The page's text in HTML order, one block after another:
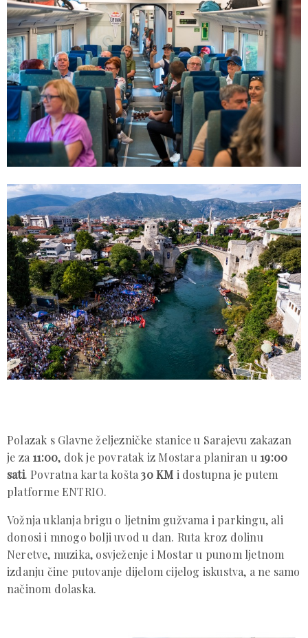
Polazak s Glavne željezničke stanice u Sarajevu zakazan
je za 11:00, dok je povratak iz Mostara planiran u 19:00
sati. Povratna karta košta30 KM i dostupna je putem
platforme ENTRIO.
Vožnja uklanja brigu o ljetnim gužvama i parkingu, ali
donosi i mnogo bolji uvod u dan. Ruta kroz dolinu
Neretve, muzika, osvježenje i Mostar u punom ljetnom
izdanju čine putovanje dijelom cijelog iskustva, a ne samo
načinom dolaska.